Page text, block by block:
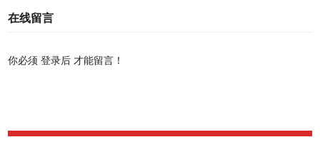
在线留言
你必须登录后 才能留言！